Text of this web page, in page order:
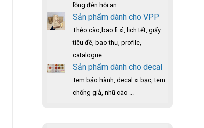
lồng đèn hội an
Sản phẩm dành cho VPP
Thẻo cào,bao lì xì, lịch tết, giấy
tiêu đề, bao thư, profile,
catalogue ...
Sản phẩm dành cho decal
Tem bảo hành, decal xi bạc, tem
chống giả, nhũ cào ...